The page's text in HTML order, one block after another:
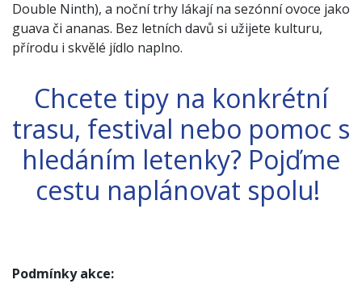
Double Ninth), a noční trhy lákají na sezónní ovoce jako
guava či ananas. Bez letních davů si užijete kulturu,
přírodu i skvělé jídlo naplno.
Chcete tipy na konkrétní
trasu, festival nebo pomoc s
hledáním letenky? Pojďme
cestu naplánovat spolu!
Podmínky akce: